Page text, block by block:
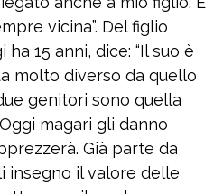
vicina”. Del figlio
15 anni, dice: “Il suo è
molto diverso da quello
genitori sono quella
magari gli danno
Già parte da
insegno il valore delle